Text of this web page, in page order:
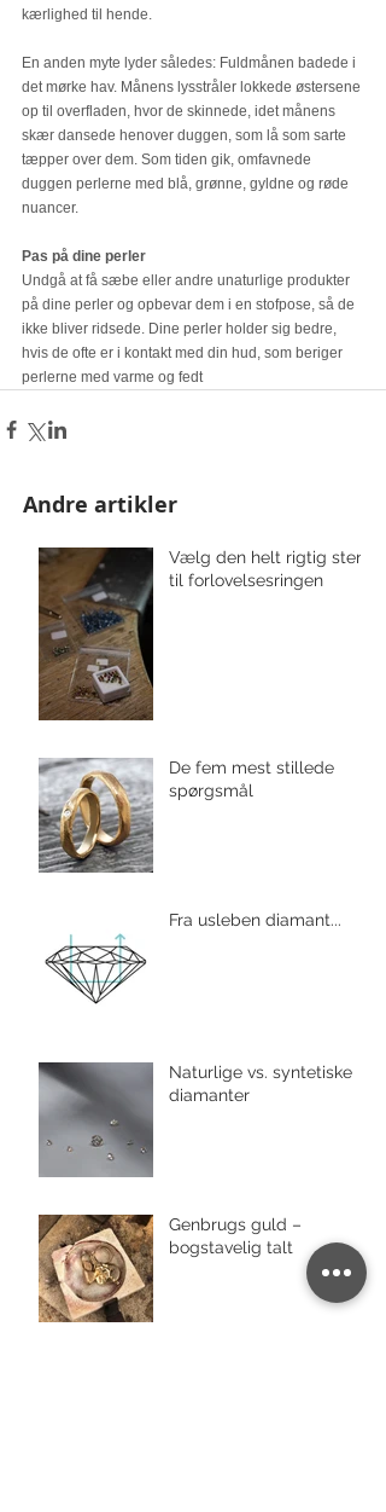
kærlighed til hende.
En anden myte lyder således: Fuldmånen badede i
det mørke hav. Månens lysstråler lokkede østersene
op til overfladen, hvor de skinnede, idet månens
skær dansede henover duggen, som lå som sarte
tæpper over dem. Som tiden gik, omfavnede
duggen perlerne med blå, grønne, gyldne og røde
nuancer.
Pas på dine perler
Undgå at få sæbe eller andre unaturlige produkter
på dine perler og opbevar dem i en stofpose, så de
ikke bliver ridsede. Dine perler holder sig bedre,
hvis de ofte er i kontakt med din hud, som beriger
perlerne med varme og fedt
Andre artikler
Vælg den helt rigtig sten
til forlovelsesringen
De fem mest stillede
spørgsmål
Fra usleben diamant...
Naturlige vs. syntetiske
diamanter
Genbrugs guld –
bogstavelig talt